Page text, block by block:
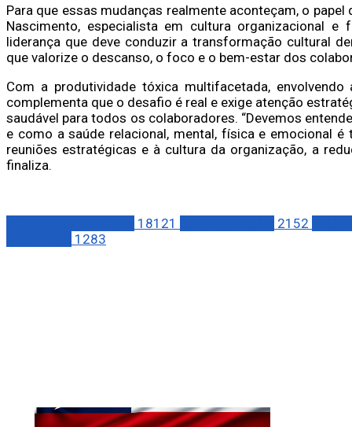
Para que essas mudanças realmente aconteçam, o
Nascimento, especialista em cultura organizacional e
liderança que deve conduzir a transformação cultural
que valorize o descanso, o foco e o bem-estar dos
Com a produtividade tóxica multifacetada,
complementa que o desafio é real e exige atenção
saudável para todos os colaboradores. “Devemos
e como a saúde relacional, mental, física e emocional
reuniões estratégicas e à cultura da organização, a
finaliza.
18121 2152
1283